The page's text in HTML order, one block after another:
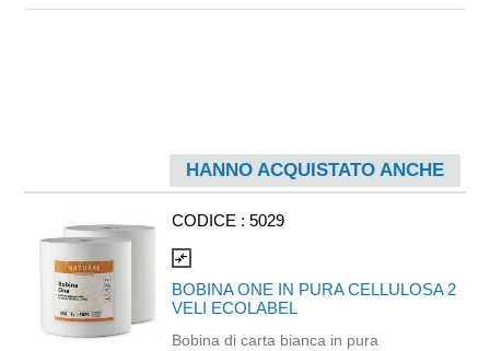
HANNO ACQUISTATO ANCHE
CODICE : 5029
compare_arrows
BOBINA ONE IN PURA CELLULOSA 2
VELI ECOLABEL
Bobina di carta bianca in pura